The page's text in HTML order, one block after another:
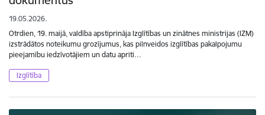
19.05.2026.
Otrdien, 19. maijā, valdība apstiprināja Izglītības un zinātnes ministrijas (IZM)
izstrādātos noteikumu grozījumus, kas pilnveidos izglītības pakalpojumu
pieejamību iedzīvotājiem un datu apriti…
Izglītība